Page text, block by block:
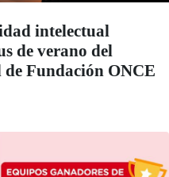
intelectual
de verano del
Fundación ONCE